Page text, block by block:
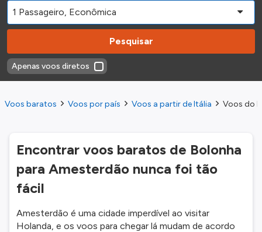
Pesquisar
Apenas voos diretos
Voos baratos Voos por país Voos a partir de Itália Voos do
Encontrar voos baratos de Bolonha
para Amesterdão nunca foi tão
fácil
Amesterdão é uma cidade imperdível ao visitar
Holanda, e os voos para chegar lá mudam de acordo